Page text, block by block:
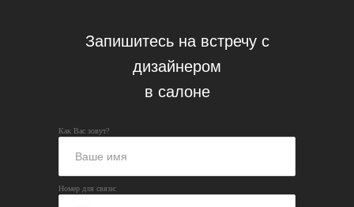
Как Вас зовут?
Номер для связи:
Запишитесь на встречу с
дизайнером
в салоне